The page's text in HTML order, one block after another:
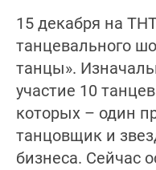
15 декабря на
танцевального
танцы».
участие 10
которых – один
танцовщик и
бизнеса. Сейчас